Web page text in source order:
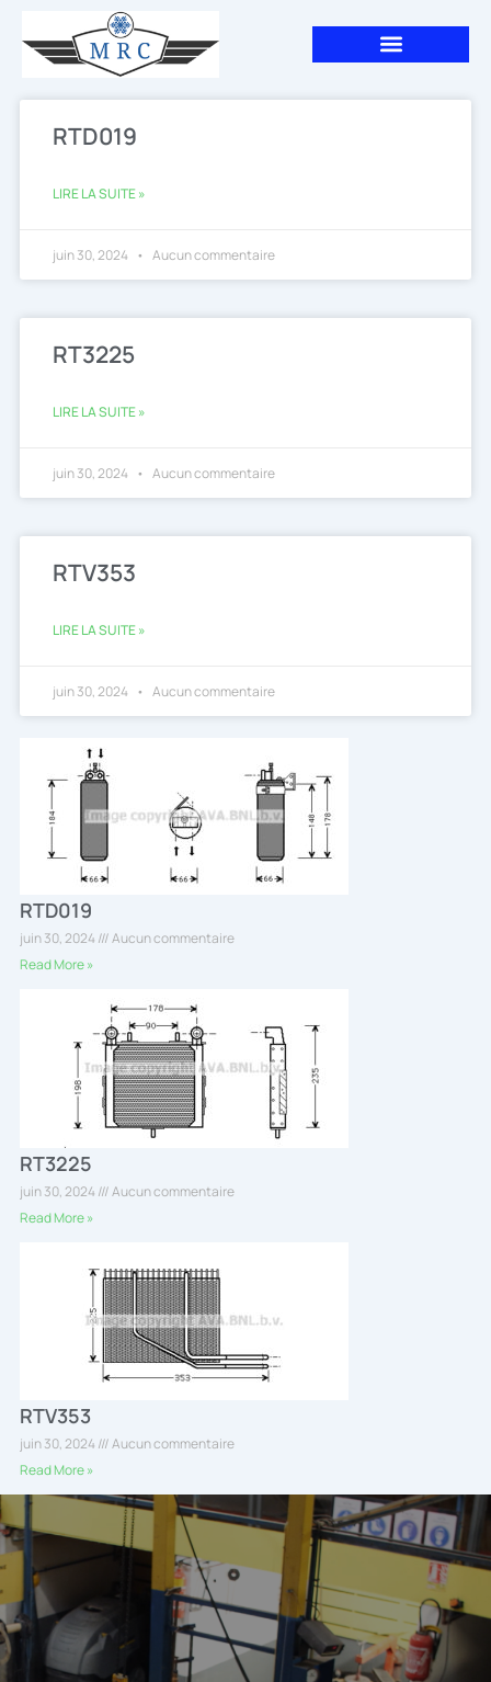
contenu
RTD019
LIRE LA SUITE »
juin 30, 2024 Aucun commentaire
RT3225
LIRE LA SUITE »
juin 30, 2024 Aucun commentaire
RTV353
LIRE LA SUITE »
juin 30, 2024 Aucun commentaire
RTD019
juin 30, 2024
Aucun commentaire
Read More »
RT3225
juin 30, 2024
Aucun commentaire
Read More »
RTV353
juin 30, 2024
Aucun commentaire
Read More »